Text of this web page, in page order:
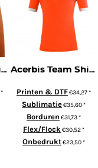
Acerbis Team Shirt Atlantis (Lange Mouw)
*
Acerbis Team Shirt Astro (Korte Mouw)
Printen & DTF€34,27*
Sublimatie€35,60*
Borduren €31,73*
Flex/Flock€30,52*
Onbedrukt€23,50*